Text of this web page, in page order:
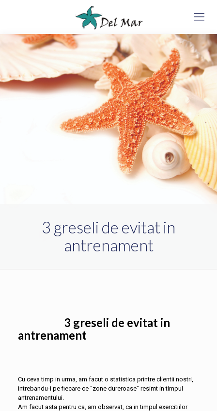
3 greseli de evitat in
antrenament
3 greseli de evitat in
antrenament
Cu ceva timp in urma, am facut o statistica printre clientii nostri,
intrebandu-i pe fiecare ce “zone dureroase” resimt in timpul
antrenamentului.
Am facut asta pentru ca, am observat, ca in timpul exercitiilor